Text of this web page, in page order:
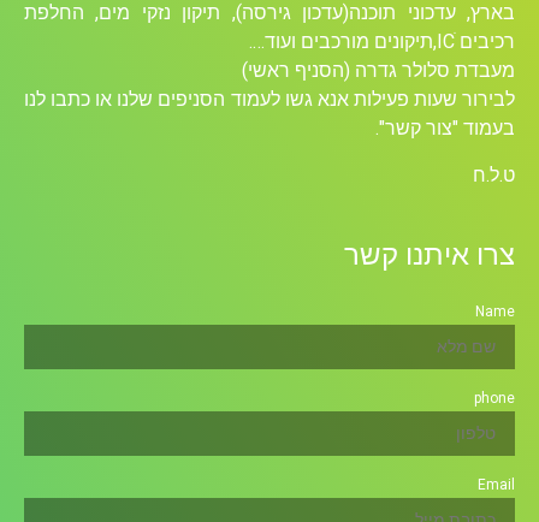
בארץ, עדכוני תוכנה(עדכון גירסה), תיקון נזקי מים, החלפת
רכיבים ICׁ,תיקונים מורכבים ועוד….
מעבדת סלולר גדרה (הסניף ראשי)
לבירור שעות פעילות אנא גשו לעמוד הסניפים שלנו או כתבו לנו
בעמוד "צור קשר".
ט.ל.ח
צרו איתנו קשר
Name
phone
Email